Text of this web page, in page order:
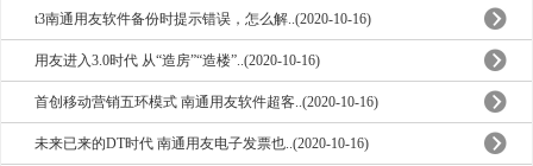
t3南通用友软件备份时提示错误，怎么解..(2020-10-16)
用友进入3.0时代 从“造房”“造楼”..(2020-10-16)
首创移动营销五环模式 南通用友软件超客..(2020-10-16)
未来已来的DT时代 南通用友电子发票也..(2020-10-16)